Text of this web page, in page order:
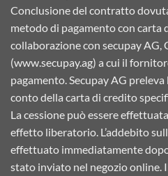
Conclusione del contratto
metodo di pagamento con carta
collaborazione con secupay
(www.secupay.ag) a cui il
pagamento. Secupay AG
conto della carta di credito
La cessione può essere
effetto liberatorio. L’addebito
effettuato immediatamente
stato inviato nel negozio online.